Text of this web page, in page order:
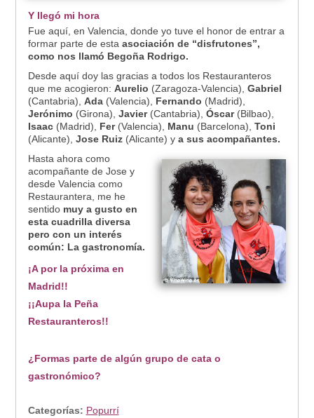
Y llegó mi hora
Fue aquí, en Valencia, donde yo tuve el honor de entrar a
formar parte de esta asociación de “disfrutones”,
como nos llamó Begoña Rodrigo.
Desde aquí doy las gracias a todos los Restauranteros
que me acogieron: Aurelio (Zaragoza-Valencia), Gabriel
(Cantabria), Ada (Valencia), Fernando (Madrid),
Jerónimo (Girona), Javier(Cantabria), Óscar(Bilbao),
Isaac(Madrid), Fer(Valencia), Manu (Barcelona), Toni
(Alicante), Jose Ruiz(Alicante) y a sus acompañantes.
Hasta ahora como
acompañante de Jose y
desde Valencia como
Restaurantera, me he
sentido muy a gusto en
esta cuadrilla diversa
pero con un interés
común: La gastronomía.
¡A por la próxima en
Madrid!!
¡¡Aupa la Peña
Restauranteros!!
¿Formas parte de algún grupo de cata o
gastronómico?
Categorías: Popurrí